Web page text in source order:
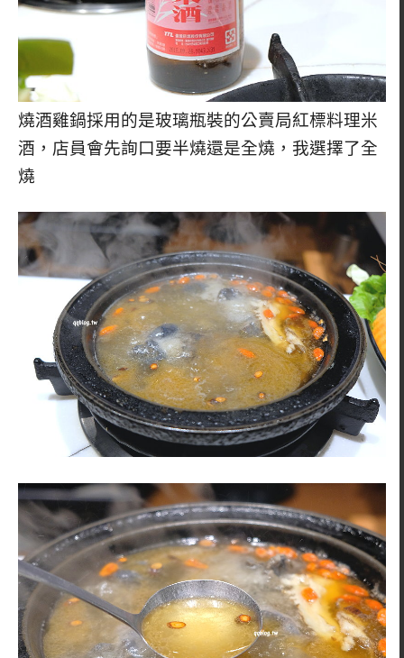
燒酒雞鍋採用的是玻璃瓶裝的公賣局紅標料理米
酒，店員會先詢口要半燒還是全燒，我選擇了全
燒